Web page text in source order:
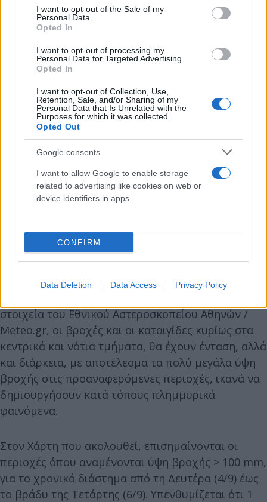
consent section.
I want to opt-out of the Sale of my
Personal Data.
Opted In
I want to opt-out of processing my
Personal Data for Targeted Advertising.
Opted In
I want to opt-out of Collection, Use,
Retention, Sale, and/or Sharing of my
Personal Data that Is Unrelated with the
Purposes for which it was collected.
Opted Out
Google consents
I want to allow Google to enable storage
related to advertising like cookies on web or
device identifiers in apps.
CONFIRM
Data Deletion Data Access Privacy Policy
στοιχεία του Εθνικού Αστεροσκοπείου Αθηνών /
Meteo.gr, οι βροχές και οι καταιγίδες κυρίως στα
κεντρικά και νότια τμήματα, θα έχουν ένταση, αλλά
και διάρκεια, με αποτέλεσμα τα πολύ μεγάλα ύψη
βροχής στις προαναφερόμενες περιοχές, ικανά να
δημιουργήσουν κατά τόπους πλημμυρικά
φαινόμενα.
Στον Χάρτη που ακολουθεί, επισημαίνονται οι
περιοχές όπου αναμένονται ύψη βροχής > 100 mm,
για το χρονικό διάστημα από τη Δευτέρα (4/9) έως
το βράδυ της Τετάρτης (6/9). Υπενθυμίζεται ότι 1